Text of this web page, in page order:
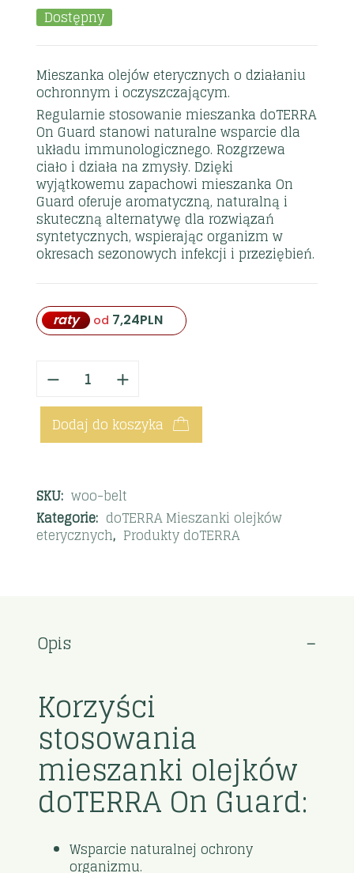
Dostępny
Mieszanka olejów eterycznych o działaniu
ochronnym i oczyszczającym.
Regularnie stosowanie mieszanka doTERRA
On Guard stanowi naturalne wsparcie dla
układu immunologicznego. Rozgrzewa
ciało i działa na zmysły. Dzięki
wyjątkowemu zapachowi mieszanka On
Guard oferuje aromatyczną, naturalną i
skuteczną alternatywę dla rozwiązań
syntetycznych, wspierając organizm w
okresach sezonowych infekcji i przeziębień.
raty od 7,24PLN
Dodaj do koszyka
SKU: woo-belt
Kategorie: doTERRA Mieszanki olejków
eterycznych, Produkty doTERRA
Opis
Korzyści
stosowania
mieszanki olejków
doTERRA On Guard:
Wsparcie naturalnej ochrony
organizmu.